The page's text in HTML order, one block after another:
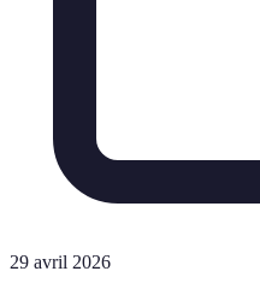
29 avril 2026